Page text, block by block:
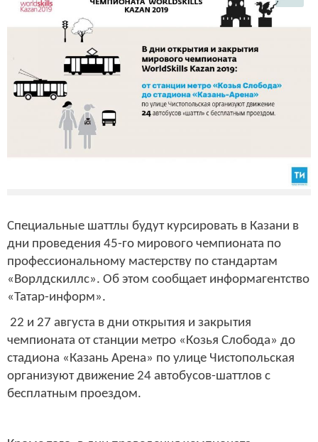
Специальные шаттлы будут курсировать в Казани в
дни проведения 45-го мирового чемпионата по
профессиональному мастерству по стандартам
«Ворлдскиллс». Об этом сообщает информагентство
«Татар-информ».
22 и 27 августа в дни открытия и закрытия
чемпионата от станции метро «Козья Слобода» до
стадиона «Казань Арена» по улице Чистопольская
организуют движение 24 автобусов-шаттлов с
бесплатным проездом.